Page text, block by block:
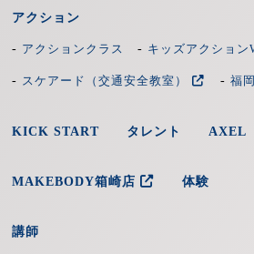
アクション
- アクションクラス - キッズアクション
- スケアード（交通安全教室） -福
KICK START タレント AXEL
MAKEBODY箱崎店 体験
講師